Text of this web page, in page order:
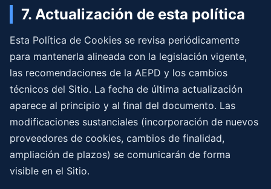
7. Actualización de esta política
Esta Política de Cookies se revisa periódicamente
para mantenerla alineada con la legislación vigente,
las recomendaciones de la AEPD y los cambios
técnicos del Sitio. La fecha de última actualización
aparece al principio y al final del documento. Las
modificaciones sustanciales (incorporación de nuevos
proveedores de cookies, cambios de finalidad,
ampliación de plazos) se comunicarán de forma
visible en el Sitio.